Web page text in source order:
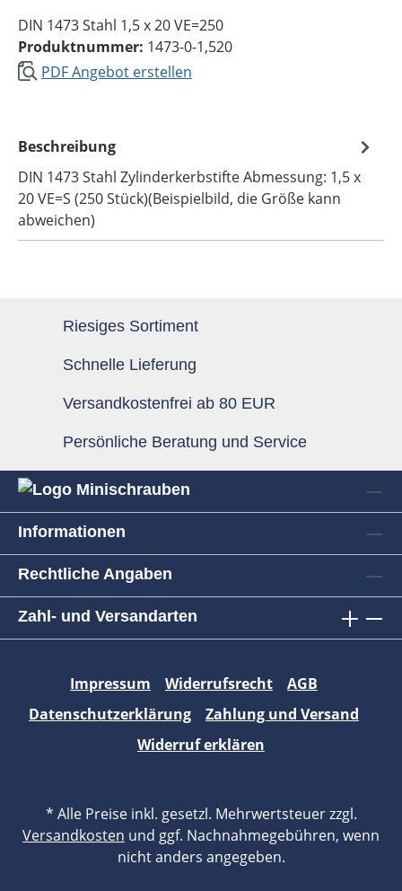
DIN 1473 Stahl 1,5 x 20 VE=250
Produktnummer: 1473-0-1,520
PDF Angebot erstellen
Beschreibung
DIN 1473 Stahl Zylinderkerbstifte Abmessung: 1,5 x
20 VE=S (250 Stück)(Beispielbild, die Größe kann
abweichen)
Riesiges Sortiment
Schnelle Lieferung
Versandkostenfrei ab 80 EUR
Persönliche Beratung und Service
Informationen
Rechtliche Angaben
Zahl- und Versandarten
Impressum Widerrufsrecht
AGB
Datenschutzerklärung
Zahlung und Versand
Widerruf erklären
* Alle Preise inkl. gesetzl. Mehrwertsteuer zzgl.
Versandkosten und ggf. Nachnahmegebühren, wenn
nicht anders angegeben.